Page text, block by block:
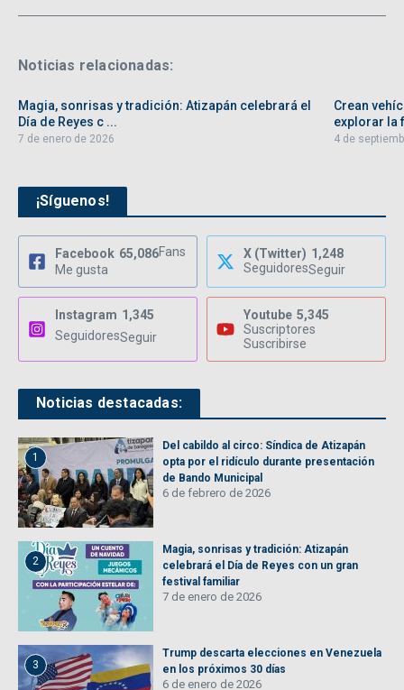
Noticias relacionadas:
Magia, sonrisas y tradición: Atizapán celebrará el
Día de Reyes c ...
7 de enero de 2026
Crean
explorar la
4 de
¡Síguenos!
Facebook 65,086Fans
Me gusta
X (Twitter) 1,248
SeguidoresSeguir
Instagram 1,345
SeguidoresSeguir
Youtube 5,345
Suscriptores
Suscribirse
Noticias destacadas:
1
Del cabildo al circo: Síndica de Atizapán
opta por el ridículo durante presentación
de Bando Municipal
6 de febrero de 2026
2
Magia, sonrisas y tradición: Atizapán
celebrará el Día de Reyes con un gran
festival familiar
7 de enero de 2026
3
Trump descarta elecciones en Venezuela
en los próximos 30 días
6 de enero de 2026